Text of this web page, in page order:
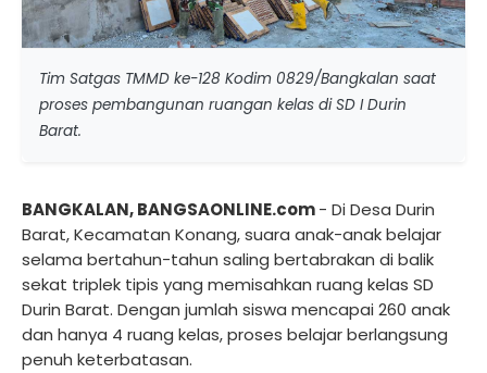
Tim Satgas TMMD ke-128 Kodim 0829/Bangkalan saat
proses pembangunan ruangan kelas di SD I Durin
Barat.
BANGKALAN, BANGSAONLINE.com- Di Desa Durin
Barat, Kecamatan Konang, suara anak-anak belajar
selama bertahun-tahun saling bertabrakan di balik
sekat triplek tipis yang memisahkan ruang kelas SD
Durin Barat. Dengan jumlah siswa mencapai 260 anak
dan hanya 4 ruang kelas, proses belajar berlangsung
penuh keterbatasan.